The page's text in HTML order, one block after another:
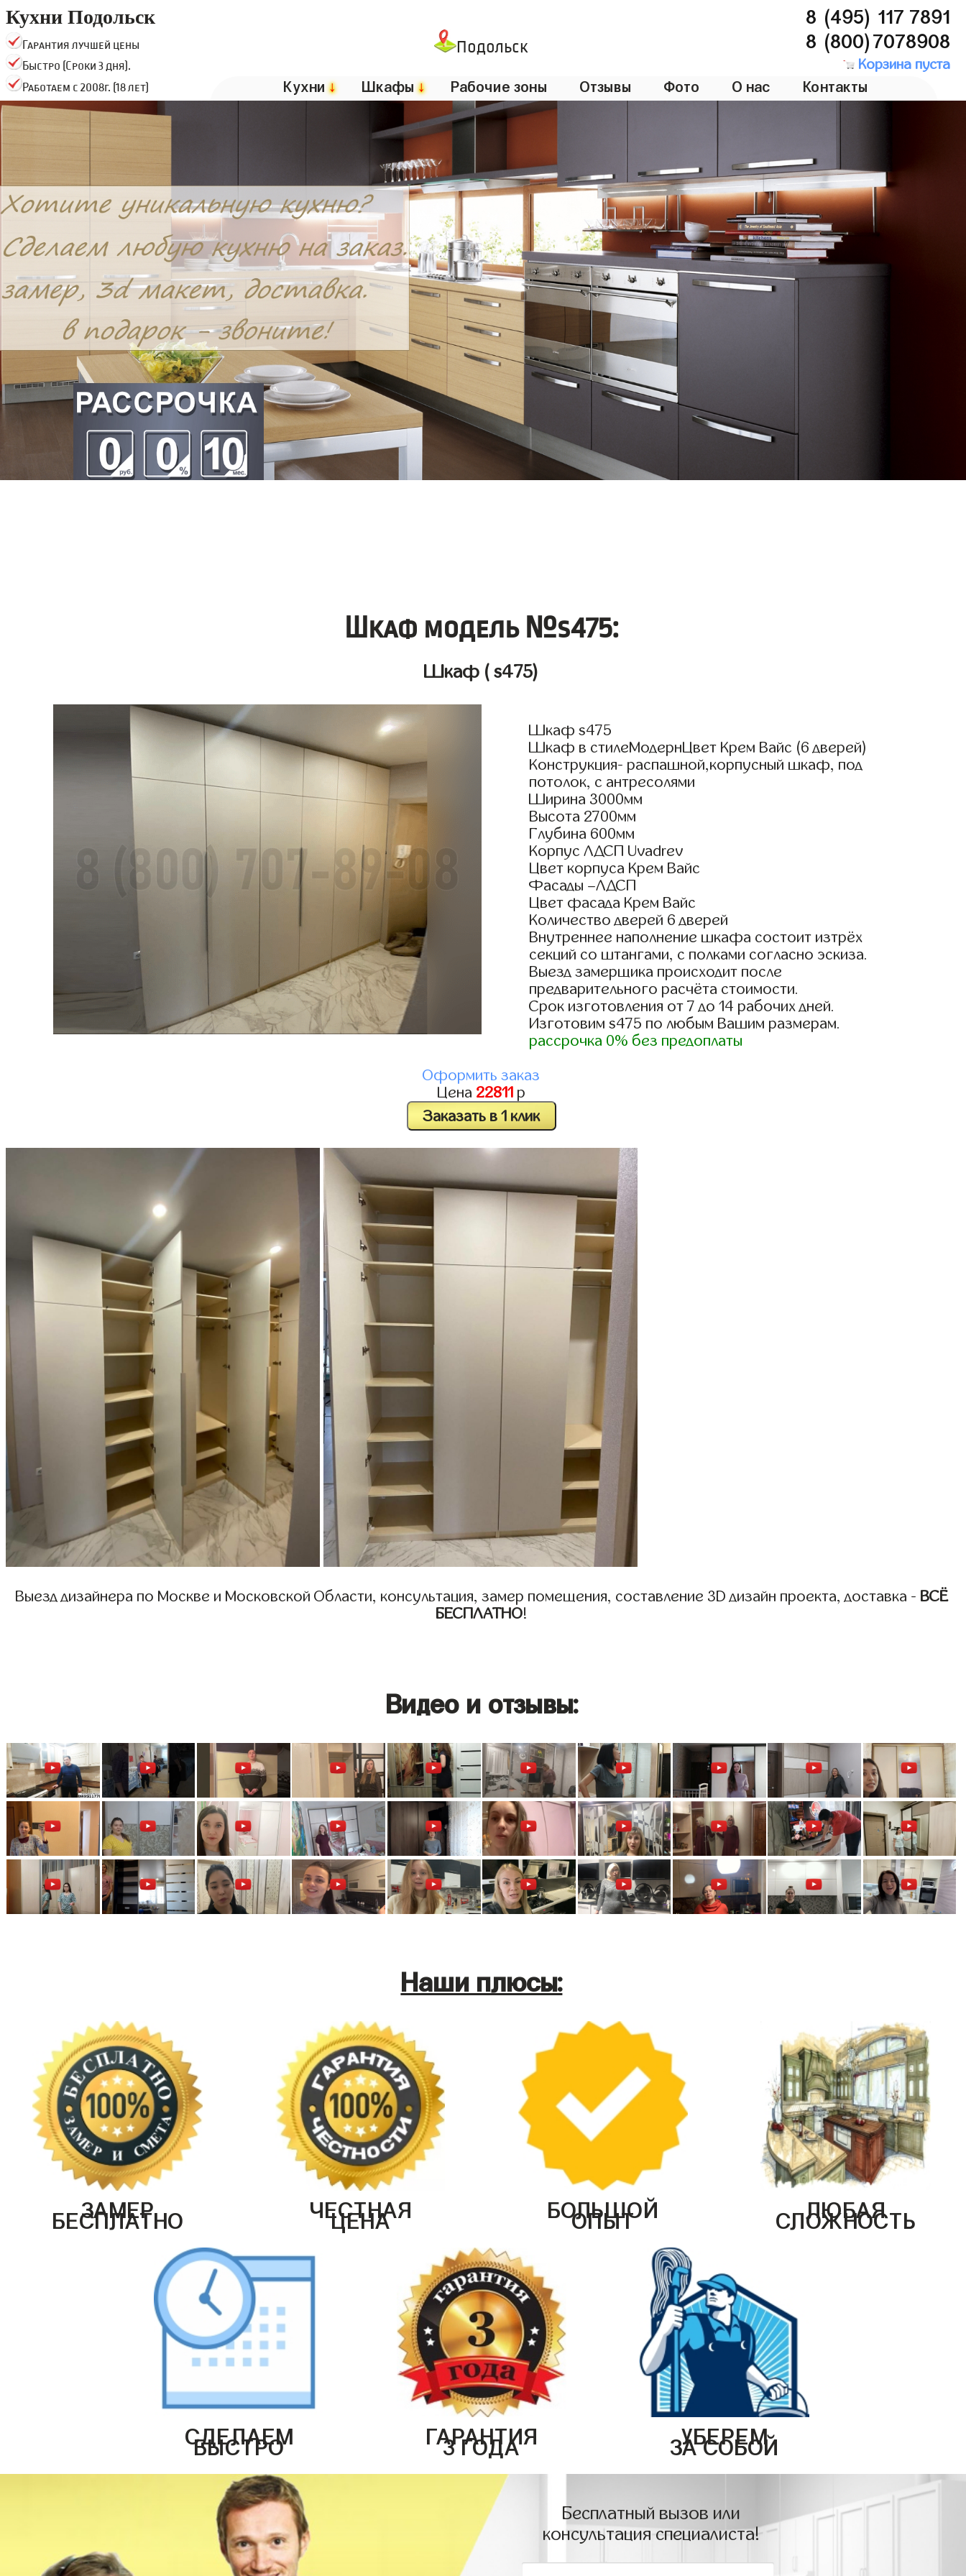
Кухни Подольск
Гарантия лучшей цены
Быстро (Сроки 3 дня).
Работаем с 2008г. (18 лет)
Подольск
8 (495) 117 7891
8 (800)7078908
Корзина пуста
Кухни↓ Шкафы↓ Рабочие зоны Отзывы Фото О нас Контакты
Шкаф модель №s475:
Шкаф ( s475)
Шкаф s475
Шкаф в стилеМодернЦвет Крем Вайс (6 дверей)
Конструкция- распашной,корпусный шкаф, под
потолок, с антресолями
Ширина 3000мм
Высота 2700мм
Глубина 600мм
Корпус ЛДСП Uvadrev
Цвет корпуса Крем Вайс
Фасады –ЛДСП
Цвет фасада Крем Вайс
Количество дверей 6 дверей
Внутреннее наполнение шкафа состоит изтрёх
секций со штангами, с полками согласно эскиза.
Выезд замерщика происходит после
предварительного расчёта стоимости.
Срок изготовления от 7 до 14 рабочих дней.
Изготовим s475 по любым Вашим размерам.
рассрочка 0% без предоплаты
Оформить заказ
Цена 22811 р
Заказать в 1 клик
Выезд дизайнера по Москве и Московской Области, консультация, замер помещения, составление 3D дизайн проекта, доставка - ВСЁ
БЕСПЛАТНО!
Видео и отзывы:
Наши плюсы:
ЗАМЕР
БЕСПЛАТНО ЧЕСТНАЯ
ЦЕНА БОЛЬШОЙ
ОПЫТ ЛЮБАЯ
СЛОЖНОСТЬ
СДЕЛАЕМ
БЫСТРО ГАРАНТИЯ
3 ГОДА УБЕРЕМ
ЗА СОБОЙ
Бесплатный вызов или
консультация специалиста!